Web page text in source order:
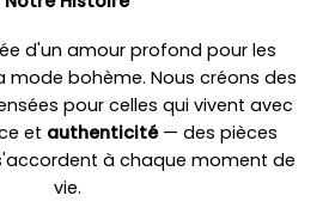
d'un amour profond pour les
mode bohème. Nous créons des
pour celles qui vivent avec
et authenticité— des pièces
à chaque moment de
vie.